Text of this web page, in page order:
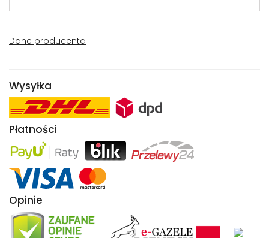
Dane producenta
Wysyłka
Płatności
Opinie